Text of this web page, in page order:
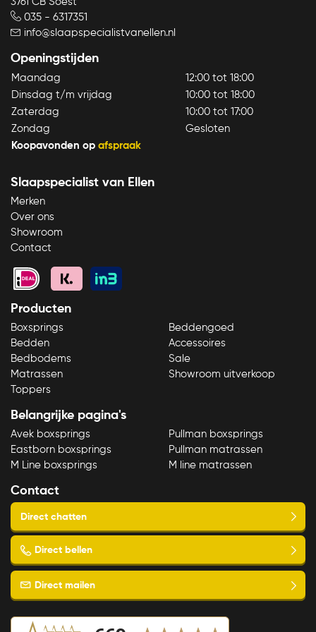
Direct bellen Direct contact
Bekijk product
035 - 6317351
info@slaapspecialistvanellen.nl
Openingstijden
Maandag
12:00 tot 18:00
Dinsdag t/m vrijdag
10:00 tot 18:00
Zaterdag
10:00 tot 17:00
Zondag
Gesloten
Koopavonden op afspraak
Slaapspecialist van Ellen
Merken
Over ons
Showroom
Contact
Producten
Boxsprings
Bedden
Bedbodems
Matrassen
Toppers
Beddengoed
Accessoires
Sale
Showroom uitverkoop
Belangrijke pagina's
Avek boxsprings
Eastborn boxsprings
M Line boxsprings
Pullman boxsprings
Pullman matrassen
M line matrassen
Contact